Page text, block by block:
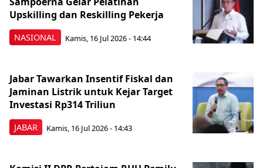
NASIONAL
Upskilling dan Reskilling Pekerja
Kamis, 16 Jul 2026 - 14:44
JABAR
Jabar Tawarkan Insentif Fiskal dan
Jaminan Listrik untuk Kejar Target
Investasi Rp314 Triliun
Kamis, 16 Jul 2026 - 14:43